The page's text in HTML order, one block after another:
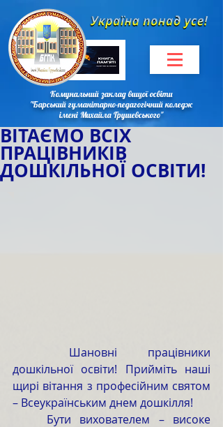
Комунальний заклад вищої освіти
"Барський гуманітарно-педагогічний коледж
імені Михайла Грушевського"
ВІТАЄМО ВСІХ
ПРАЦІВНИКІВ
ДОШКІЛЬНОЇ ОСВІТИ!
дошкільної освіти! Прийміть наші
щирі вітання з професійним святом
– Всеукраїнським днем дошкілля!